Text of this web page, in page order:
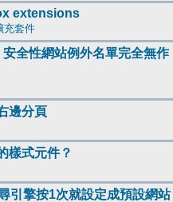
extensions
充套件
全性網站例外名單完全無作
邊分頁
樣式元件？
引擎按1次就設定成預設網站